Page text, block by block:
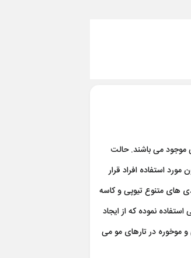
موجود می باشند. حالت
استفاده افراد قرار
های متنوع تیوپی و کاسه
نموده که از ایجاد
موخوره در تارهای مو می